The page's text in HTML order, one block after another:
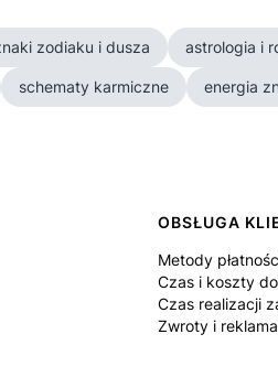
zodiaku i dusza astrologia i
schematy karmiczne energia
OBSŁUGA
Metody
Czas i koszty
Czas realizacji
Zwroty i